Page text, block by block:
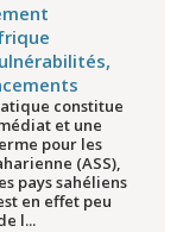
constitue
et une
pour les
(ASS),
pays sahéliens
en effet peu
l...